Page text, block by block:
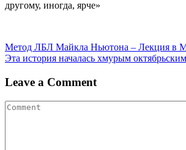
другому, иногда, ярче»
Навигация
по
записям
Метод ЛБЛ Майкла Ньютона – Лекция в
Эта история началась хмурым
Leave a Comment